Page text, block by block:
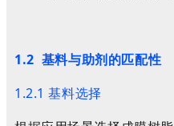
1.2 基料与助剂的匹配性
1.2.1 基料选择